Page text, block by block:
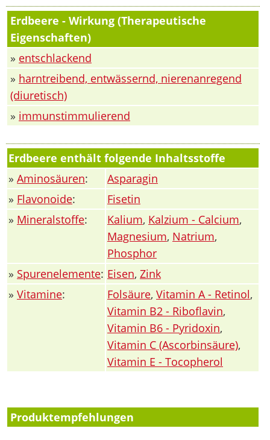
Erdbeere - Wirkung (Therapeutische
Eigenschaften)
» entschlackend
» harntreibend, entwässernd, nierenanregend
(diuretisch)
» immunstimmulierend
Erdbeere enthält folgende Inhaltsstoffe
» Aminosäuren:
Asparagin
» Flavonoide:
Fisetin
» Mineralstoffe: Kalium, Kalzium - Calcium,
Magnesium, Natrium,
Phosphor
» Spurenelemente: Eisen, Zink
» Vitamine: Folsäure, Vitamin A - Retinol,
Vitamin B2 - Riboflavin,
Vitamin B6 - Pyridoxin,
Vitamin C (Ascorbinsäure),
Vitamin E - Tocopherol
Produktempfehlungen